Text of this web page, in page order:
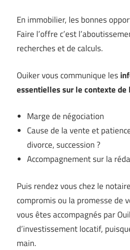
En immobilier, les bonnes
Faire l’offre c’est
recherches et de calculs.
Ouiker vous communique les
essentielles sur le contexte de
Marge de négociation
Cause de la vente et
divorce, succession ?
Accompagnement sur la
Puis rendez vous chez le
compromis ou la promesse de
vous êtes accompagnés par
d’investissement locatif,
main.